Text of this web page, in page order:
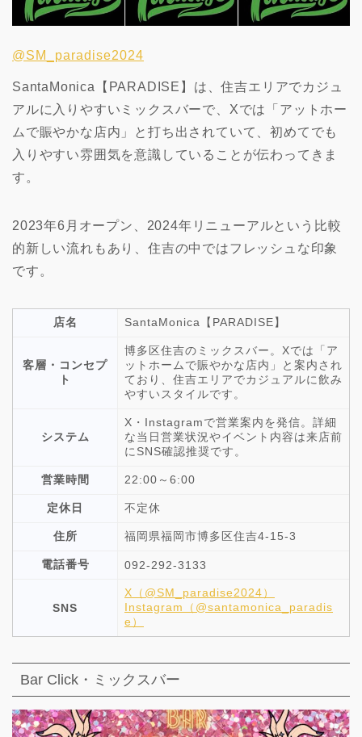
@SM_paradise2024
SantaMonica【PARADISE】は、住吉エリアでカジュ
アルに入りやすいミックスバーで、Xでは「アットホー
ムで賑やかな店内」と打ち出されていて、初めてでも
入りやすい雰囲気を意識していることが伝わってきま
す。
2023年6月オープン、2024年リニューアルという比較
的新しい流れもあり、住吉の中ではフレッシュな印象
です。
店名 SantaMonica【PARADISE】
客層・コンセプ
ト
博多区住吉のミックスバー。Xでは「ア
ットホームで賑やかな店内」と案内され
ており、住吉エリアでカジュアルに飲み
やすいスタイルです。
システム
X・Instagramで営業案内を発信。詳細
な当日営業状況やイベント内容は来店前
にSNS確認推奨です。
営業時間 22:00～6:00
定休日 不定休
住所 福岡県福岡市博多区住吉4-15-3
電話番号 092-292-3133
SNS
X（@SM_paradise2024）
Instagram（@santamonica_paradis
e）
Bar Click・ミックスバー